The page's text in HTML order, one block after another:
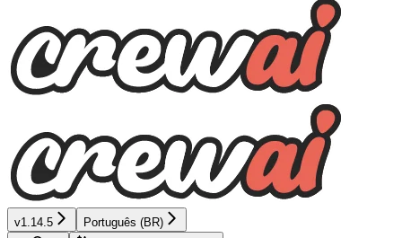
v1.14.5 Português (BR)